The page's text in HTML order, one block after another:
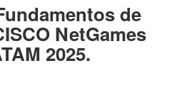
de
NetGames
2025.